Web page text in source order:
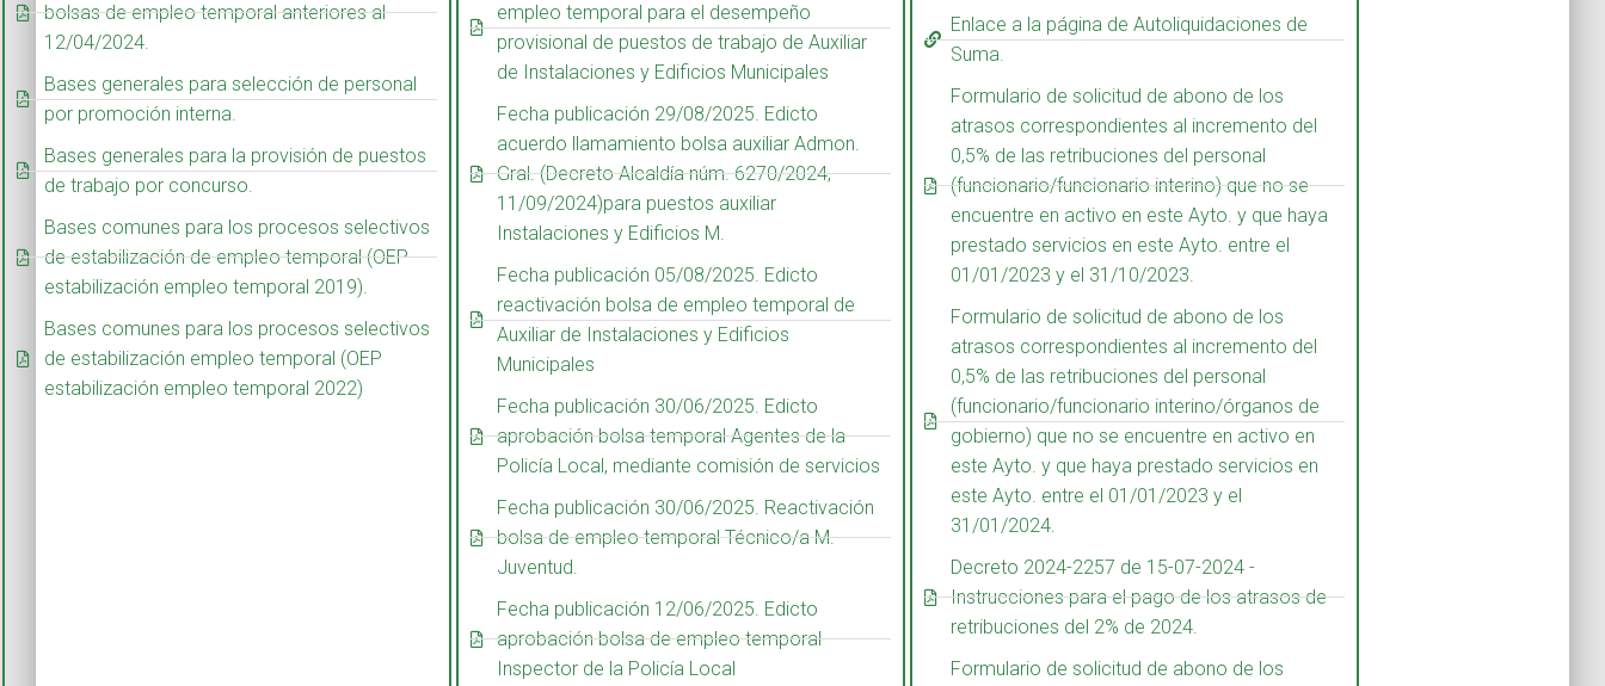
bolsas de empleo temporal anteriores al
12/04/2024.
Bases generales para selección de personal
por promoción interna.
Bases generales para la provisión de puestos
de trabajo por concurso.
Bases comunes para los procesos selectivos
de estabilización de empleo temporal (OEP
estabilización empleo temporal 2019).
Bases comunes para los procesos selectivos
de estabilización empleo temporal (OEP
estabilización empleo temporal 2022)
empleo temporal para el desempeño
provisional de puestos de trabajo de Auxiliar
de Instalaciones y Edificios Municipales
Fecha publicación 29/08/2025. Edicto
acuerdo llamamiento bolsa auxiliar Admon.
Gral. (Decreto Alcaldía núm. 6270/2024,
11/09/2024)para puestos auxiliar
Instalaciones y Edificios M.
Fecha publicación 05/08/2025. Edicto
reactivación bolsa de empleo temporal de
Auxiliar de Instalaciones y Edificios
Municipales
Fecha publicación 30/06/2025. Edicto
aprobación bolsa temporal Agentes de la
Policía Local, mediante comisión de servicios
Fecha publicación 30/06/2025. Reactivación
bolsa de empleo temporal Técnico/a M.
Juventud.
Fecha publicación 12/06/2025. Edicto
aprobación bolsa de empleo temporal
Inspector de la Policía Local
Enlace a la página de Autoliquidaciones de
Suma.
Formulario de solicitud de abono de los
atrasos correspondientes al incremento del
0,5% de las retribuciones del personal
(funcionario/funcionario interino) que no se
encuentre en activo en este Ayto. y que haya
prestado servicios en este Ayto. entre el
01/01/2023 y el 31/10/2023.
Formulario de solicitud de abono de los
atrasos correspondientes al incremento del
0,5% de las retribuciones del personal
(funcionario/funcionario interino/órganos de
gobierno) que no se encuentre en activo en
este Ayto. y que haya prestado servicios en
este Ayto. entre el 01/01/2023 y el
31/01/2024.
Decreto 2024-2257 de 15-07-2024 -
Instrucciones para el pago de los atrasos de
retribuciones del 2% de 2024.
Formulario de solicitud de abono de los